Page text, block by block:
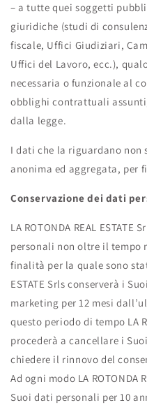
– a tutte quei soggetti
giuridiche (studi di
fiscale, Uffici Giudiziari,
Uffici del Lavoro, ecc.),
necessaria o funzionale al
obblighi contrattuali
dalla legge.
I dati che la riguardano non
anonima ed aggregata, per
Conservazione dei dati
LA ROTONDA REAL
personali non oltre il tempo
finalità per la quale sono
ESTATE Srls conserverà i
marketing per 12 mesi
questo periodo di tempo LA
procederà a cancellare i
chiedere il rinnovo del
Ad ogni modo LA ROTONDA
Suoi dati personali per 10